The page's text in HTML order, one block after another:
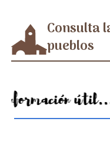
Consulta
pueblos
Información